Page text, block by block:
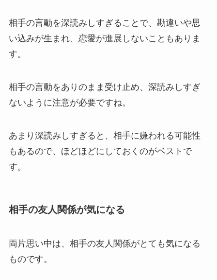
相手の言動を深読みしすぎることで、勘違いや思
い込みが生まれ、恋愛が進展しないこともありま
す。
相手の言動をありのまま受け止め、深読みしすぎ
ないように注意が必要ですね。
あまり深読みしすぎると、相手に嫌われる可能性
もあるので、ほどほどにしておくのがベストで
す。
相手の友人関係が気になる
両片思い中は、相手の友人関係がとても気になる
ものです。